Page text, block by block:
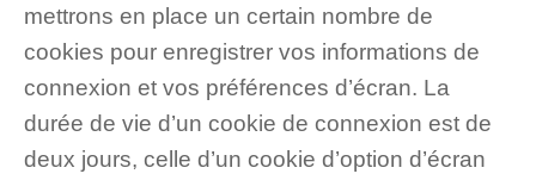
mettrons en place un certain nombre de
cookies pour enregistrer vos informations de
connexion et vos préférences d’écran. La
durée de vie d’un cookie de connexion est de
deux jours, celle d’un cookie d’option d’écran